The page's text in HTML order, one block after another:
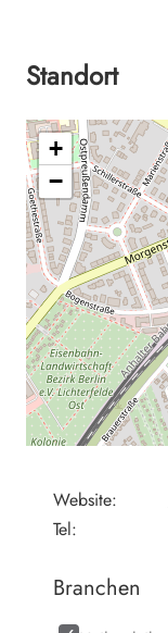
Standort
+
−
Website:
Tel:
Branchen